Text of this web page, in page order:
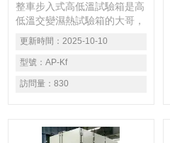
整車步入式高低溫試驗箱是高
低溫交變濕熱試驗箱的大哥，
也就是比較大尺寸比較大容積
甚至是大到人可以步入進試驗
房內整理或者擺放產品，也可
以推車步入試驗房內，由于主
要功能是高溫、低溫、高低溫
低溫濕熱試驗房。
更新時間： 2025-10-10
型號： AP-Kf
訪問量： 830